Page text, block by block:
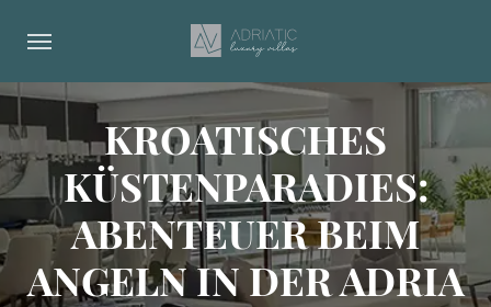
KROATISCHES
KÜSTENPARADIES:
ABENTEUER BEIM
ANGELN IN DER ADRIA